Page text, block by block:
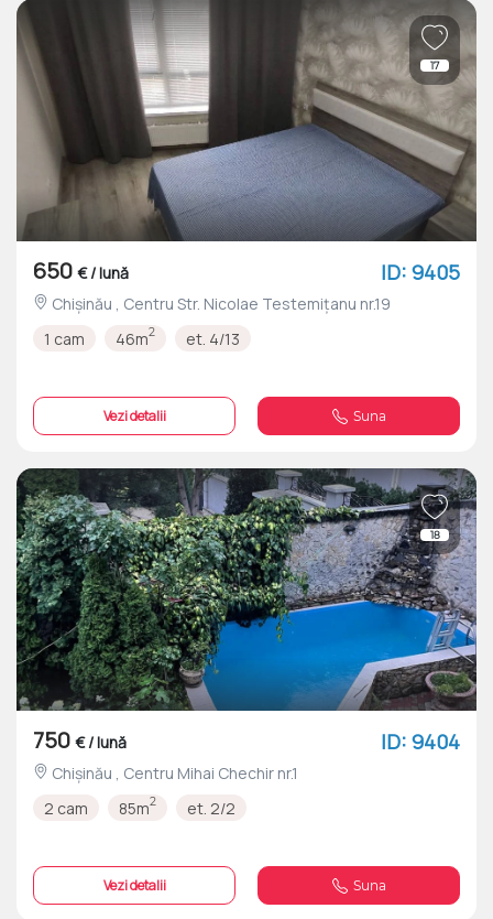
17
650 € / lună ID: 9405
Chișinău , Centru Str. Nicolae Testemițanu nr.19
1 cam
46m2 et. 4/13
Vezi detalii Suna
18
750 € / lună ID: 9404
Chișinău , Centru Mihai Chechir nr.1
2 cam
85m2 et. 2/2
Vezi detalii Suna